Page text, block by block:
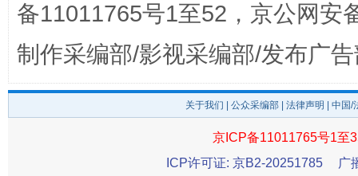
东山县通报“牛蛙产品抗生素超标问题” 法
备11011765号1至52，京公网安
制作采编部/影视采编部/发布广
关于我们 公众采编部 法律声明 | 中国
京ICP备11011765号1至
ICP许可证: 京B2-20251785
广